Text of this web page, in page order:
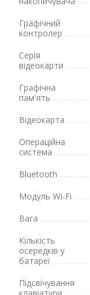
Графічний
контролер
Серія
відеокарти
Графічна
пам'ять
Відеокарта
Операційна
система
Bluetooth
Модуль Wi-Fi
Вага
Кількість
осередків у
батареї
Підсвічування